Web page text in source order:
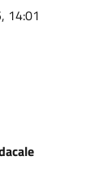
14:01